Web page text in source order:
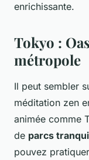
enrichissante.
Tokyo :
métropole
Il peut sembler
méditation zen
animée comme
de parcs
pouvez